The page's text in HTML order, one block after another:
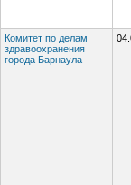
Комитет по делам
здравоохранения
города Барнаула